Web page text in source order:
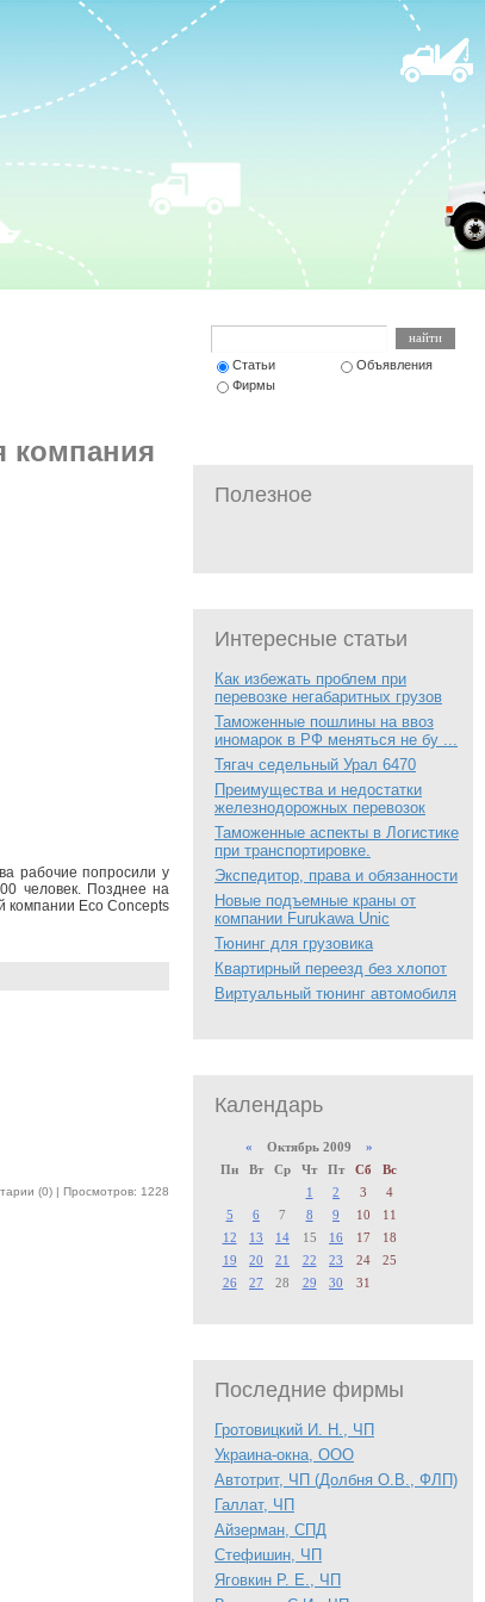
компания
рабочие попросили у
человек. Позднее на
компании Eco Concepts
(0) | Просмотров: 1228
Статьи
Объявления
Фирмы
Полезное
Интересные статьи
Как избежать проблем при
перевозке негабаритных грузов
Таможенные пошлины на ввоз
иномарок в РФ меняться не бу ...
Тягач седельный Урал 6470
Преимущества и недостатки
железнодорожных перевозок
Таможенные аспекты в Логистике
при транспортировке.
Экспедитор, права и обязанности
Новые подъемные краны от
компании Furukawa Unic
Тюнинг для грузовика
Квартирный переезд без хлопот
Виртуальный тюнинг автомобиля
Календарь
« Октябрь 2009 »
Пн
Вт Ср Чт Пт Сб
Вс
1
2 3
4
5
6 7 8 9 10
11
12
13 14 15 16 17
18
19
20 21 22 23 24
25
26
27 28 29 30 31
Последние фирмы
Гротовицкий И. Н., ЧП
Украина-окна, ООО
Автотрит, ЧП (Долбня О.В., ФЛП)
Галлат, ЧП
Айзерман, СПД
Стефишин, ЧП
Яговкин Р. Е., ЧП